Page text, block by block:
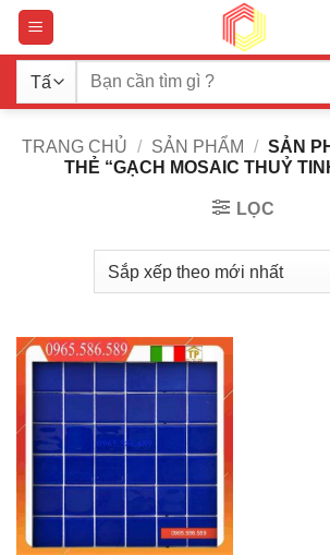
Bỏ
qua
nội
dung
Tìm
TRANG CHỦ / SẢN PHẨM / SẢN
THẺ “GẠCH MOSAIC THUỶ
LỌC